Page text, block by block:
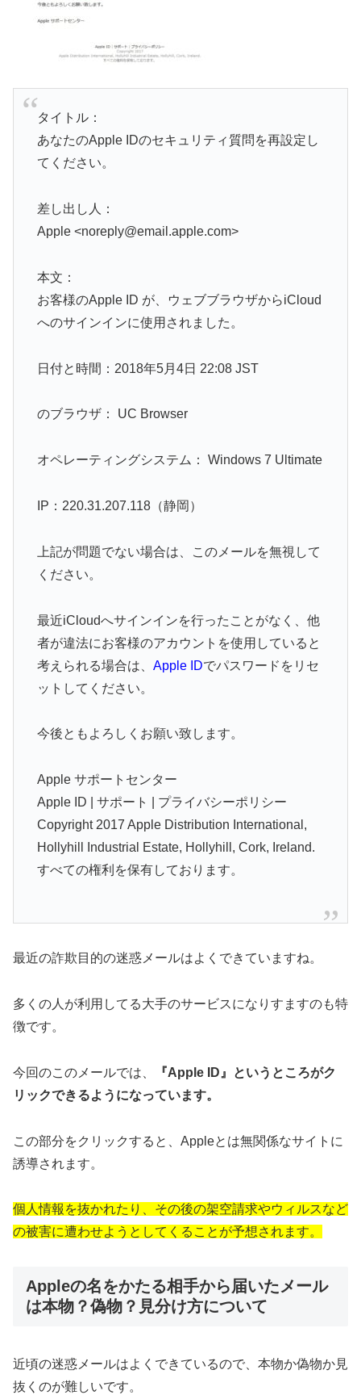
タイトル：
あなたのApple IDのセキュリティ質問を再設定し
てください。
差し出し人：
Apple <noreply@email.apple.com>
本文：
お客様のApple ID が、ウェブブラウザからiCloud
へのサインインに使用されました。
日付と時間：2018年5月4日 22:08 JST
のブラウザ： UC Browser
オペレーティングシステム： Windows 7 Ultimate
IP：220.31.207.118（静岡）
上記が問題でない場合は、このメールを無視して
ください。
最近iCloudへサインインを行ったことがなく、他
者が違法にお客様のアカウントを使用していると
考えられる場合は、 Apple IDでパスワードをリセ
ットしてください。
今後ともよろしくお願い致します。
Apple サポートセンター
Apple ID | サポート | プライバシーポリシー
Copyright 2017 Apple Distribution International,
Hollyhill Industrial Estate, Hollyhill, Cork, Ireland.
すべての権利を保有しております。
最近の詐欺目的の迷惑メールはよくできていますね。
多くの人が利用してる大手のサービスになりすますのも特
徴です。
今回のこのメールでは、
『Apple ID』というところがク
リックできるようになっています。
この部分をクリックすると、Appleとは無関係なサイトに
誘導されます。
個人情報を抜かれたり、その後の架空請求やウィルスなど
の被害に遭わせようとしてくることが予想されます。
Appleの名をかたる相手から届いたメール
は本物？偽物？見分け方について
近頃の迷惑メールはよくできているので、本物か偽物か見
抜くのが難しいです。